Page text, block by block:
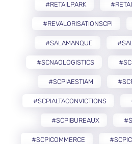
#RETAILPARK
#REVALORISATIONSCPI
#SALAMANQUE
#SCNAOLOGISTICS
#SCPIAESTIAM
#SCPIALTACONVICTIONS
#SCPIBUREAUX
#SCPICOMMERCE